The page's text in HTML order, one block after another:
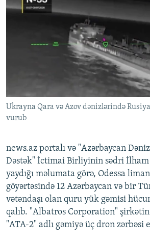
Ukrayna Qara və Azov dənizlərində
vurub
news.az portalı və "Azərbaycan
Dəstək" İctimai Birliyinin sədri
yaydığı məlumata görə, Odessa
göyərtəsində 12 Azərbaycan və bir
vətəndaşı olan quru yük gəmisi
qalıb. "Albatros Corporation"
"ATA-2" adlı gəmiyə üç dron zərbəsi